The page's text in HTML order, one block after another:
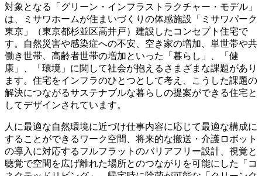
対象となる「グリーン・インフラストラクチャー・モデル」
は、ミサワホームが住まいづくりの体感施設「ミサワパーク
東京」（東京都杉並区高井戸）建設したコンセプト住宅で
す。⾃然災害や感染症への不安、空き家の増加、単世帯や共
働き世帯、⾼齢者世帯の増加といった「暮らし」、「健
康」、「環境」に関して社会が抱えるさまざまな課題があり
ます。住宅をインフラのひとつとして考え、こうした課題の
解決につながるサステナブルな暮らしの提案ができる住宅と
してデザインされています。
人に最適な自然環境に近づけ仕事内容に応じて最適な構成に
することができるワーク空間、将来的な搬送・介護ロボット
の導⼊に対応するフルフラットのバリアフリー設計、視覚と
聴覚で空間を広げ離れた場所とのつながりを可能にした「コ